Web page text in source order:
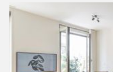
gietvloer;
– Veel opbergruimte
– Vloerverwarming en
stadsverwarming;